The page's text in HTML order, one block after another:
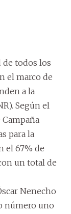
de todos los
el marco de
a la
Según el
para la
el 67% de
un total de
Nenecho
número uno